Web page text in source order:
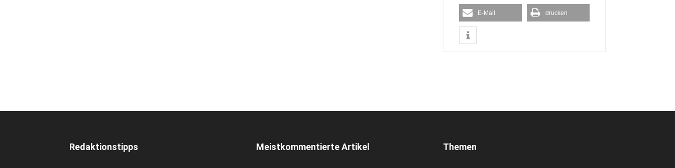
E-Mail drucken
Redaktionstipps Meistkommentierte Artikel Themen